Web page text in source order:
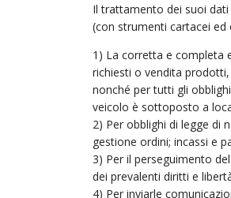
Il trattamento dei suoi
(con strumenti cartacei
1) La corretta e completa
richiesti o vendita
nonché per tutti gli
veicolo è sottoposto a
2) Per obblighi di legge di
gestione ordini; incassi e
3) Per il perseguimento
dei prevalenti diritti e
4) Per inviarle